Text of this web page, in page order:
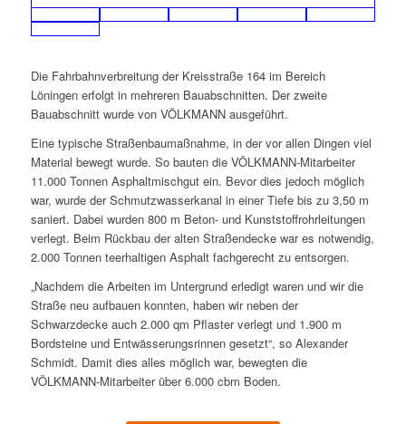
Die Fahrbahnverbreitung der Kreisstraße 164 im Bereich
Löningen erfolgt in mehreren Bauabschnitten. Der zweite
Bauabschnitt wurde von VÖLKMANN ausgeführt.
Eine typische Straßenbaumaßnahme, in der vor allen Dingen viel
Material bewegt wurde. So bauten die VÖLKMANN-Mitarbeiter
11.000 Tonnen Asphaltmischgut ein. Bevor dies jedoch möglich
war, wurde der Schmutzwasserkanal in einer Tiefe bis zu 3,50 m
saniert. Dabei wurden 800 m Beton- und Kunststoffrohrleitungen
verlegt. Beim Rückbau der alten Straßendecke war es notwendig,
2.000 Tonnen teerhaltigen Asphalt fachgerecht zu entsorgen.
„Nachdem die Arbeiten im Untergrund erledigt waren und wir die
Straße neu aufbauen konnten, haben wir neben der
Schwarzdecke auch 2.000 qm Pflaster verlegt und 1.900 m
Bordsteine und Entwässerungsrinnen gesetzt“, so Alexander
Schmidt. Damit dies alles möglich war, bewegten die
VÖLKMANN-Mitarbeiter über 6.000 cbm Boden.